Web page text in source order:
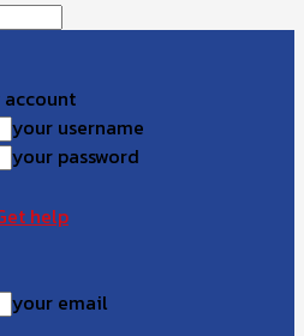
your username
your password
help
your email